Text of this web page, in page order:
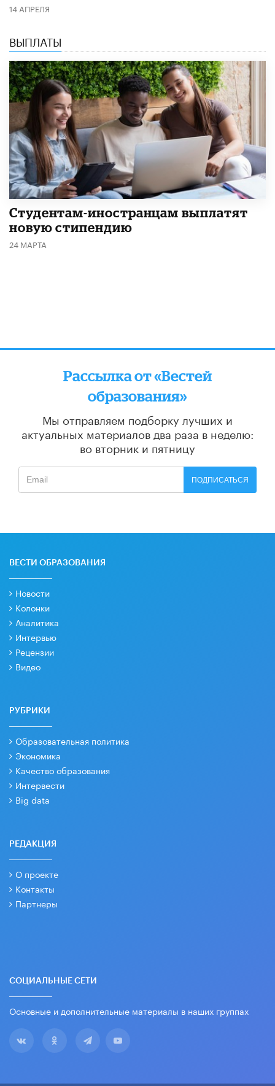
14 АПРЕЛЯ
ВЫПЛАТЫ
Студентам-иностранцам выплатят
новую стипендию
24 МАРТА
Рассылка от «Вестей
образования»
Мы отправляем подборку лучших и
актуальных материалов два раза в неделю:
во вторник и пятницу
ПОДПИСАТЬСЯ
ВЕСТИ ОБРАЗОВАНИЯ
Новости
Колонки
Аналитика
Интервью
Рецензии
Видео
РУБРИКИ
Образовательная политика
Экономика
Качество образования
Интервести
Big data
РЕДАКЦИЯ
О проекте
Контакты
Партнеры
СОЦИАЛЬНЫЕ СЕТИ
Основные и дополнительные материалы в наших группах